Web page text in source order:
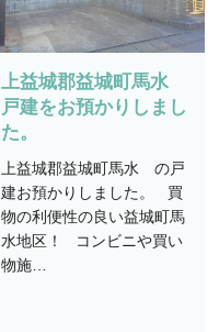
上益城郡益城町馬水
戸建をお預かりしまし
た。
上益城郡益城町馬水 の戸
建お預かりしました。 買
物の利便性の良い益城町馬
水地区！ コンビニや買い
物施…